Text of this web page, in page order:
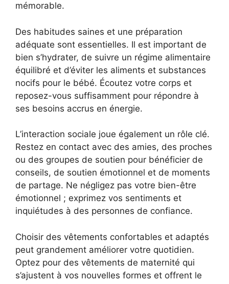
mémorable.
Des habitudes saines et une préparation
adéquate sont essentielles. Il est important de
bien s’hydrater, de suivre un régime alimentaire
équilibré et d’éviter les aliments et substances
nocifs pour le bébé. Écoutez votre corps et
reposez-vous suffisamment pour répondre à
ses besoins accrus en énergie.
L’interaction sociale joue également un rôle clé.
Restez en contact avec des amies, des proches
ou des groupes de soutien pour bénéficier de
conseils, de soutien émotionnel et de moments
de partage. Ne négligez pas votre bien-être
émotionnel ; exprimez vos sentiments et
inquiétudes à des personnes de confiance.
Choisir des vêtements confortables et adaptés
peut grandement améliorer votre quotidien.
Optez pour des vêtements de maternité qui
s’ajustent à vos nouvelles formes et offrent le